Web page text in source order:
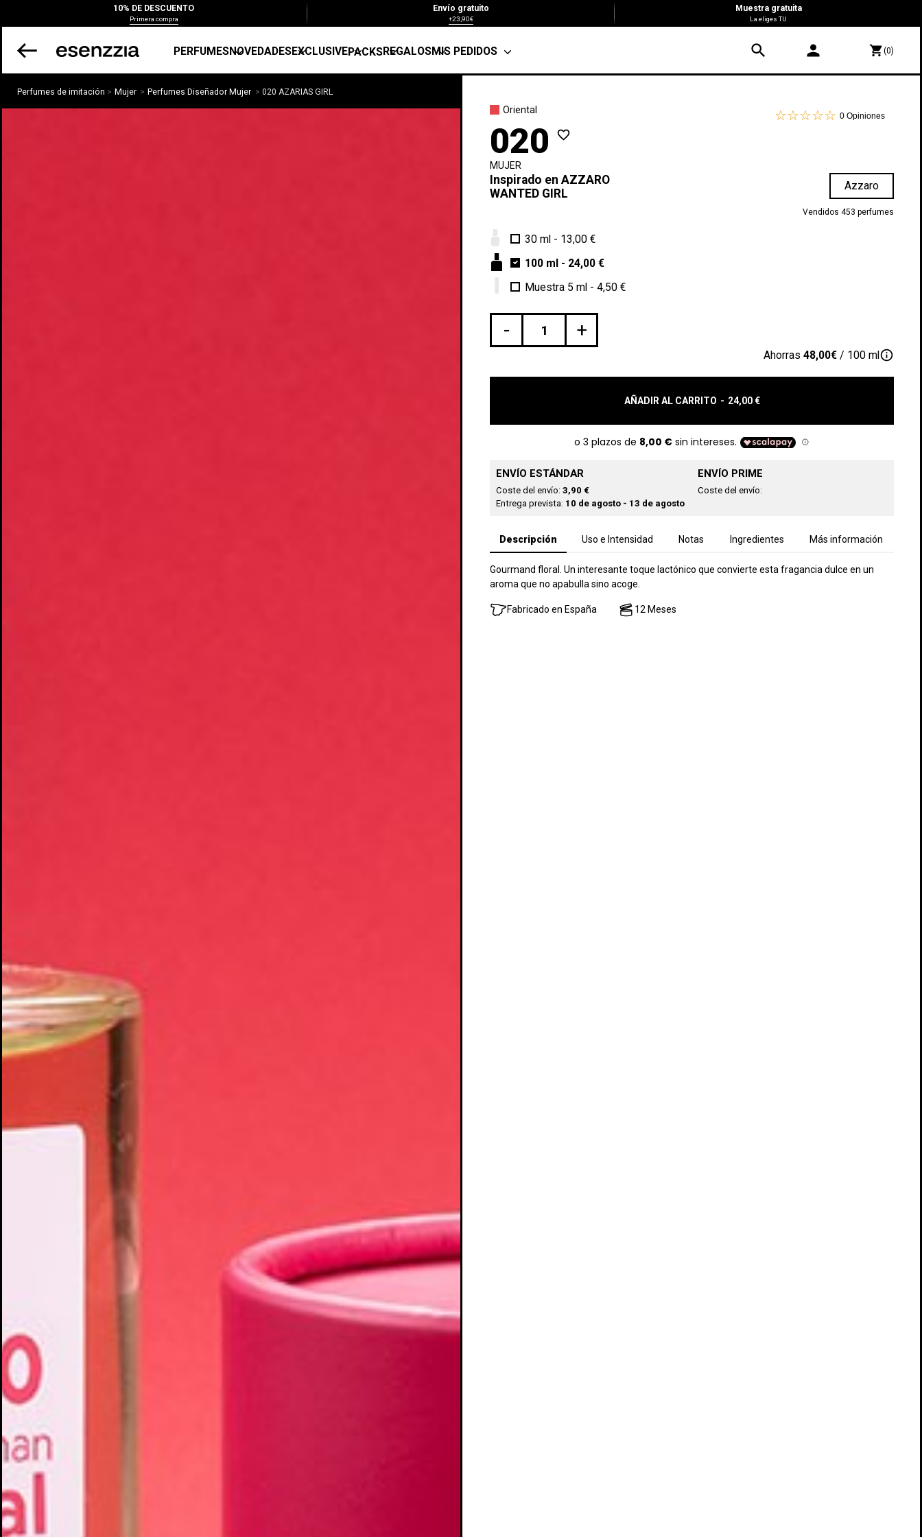
10% DE DESCUENTO
Primera compra
Envío gratuito
+23,90€
Muestra gratuita
La eliges TU
PERFUMESNOVEDADESEXCLUSIVEPACKSREGALOSMIS PEDIDOS search person shopping_cart(0)
Perfumes de imitación Mujer Perfumes Diseñador Mujer 020 AZARIAS GIRL
Oriental
0 Opiniones
020 favorite_border
MUJER
Inspirado en AZZARO
WANTED GIRL
Azzaro
Vendidos 453 perfumes
30 ml - 13,00 €
100 ml - 24,00 €
Muestra 5 ml - 4,50 €
- +
Ahorras 48,00€ / 100 mlinfo_outline
AÑADIR AL CARRITO - 24,00 €
ENVÍO ESTÁNDAR
Coste del envío: 3,90 €
Entrega prevista: 10 de agosto - 13 de agosto
ENVÍO PRIME
Coste del envío:
Descripción Uso e Intensidad Notas Ingredientes Más información
Gourmand floral. Un interesante toque lactónico que convierte esta fragancia dulce en un
aroma que no apabulla sino acoge.
Fabricado en España 12 Meses